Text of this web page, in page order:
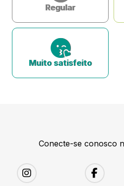
Regular
Muito satisfeito
Conecte-se conosco